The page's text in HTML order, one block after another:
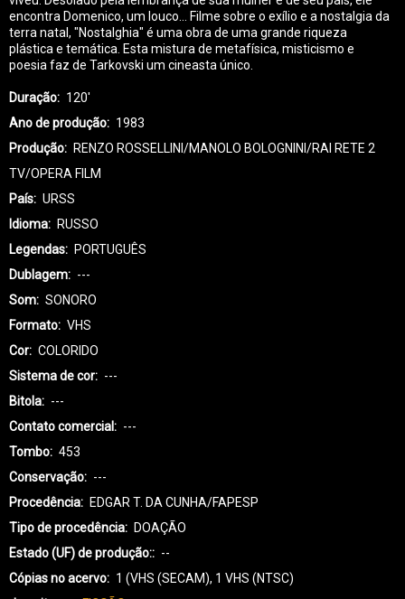
encontra Domenico, um louco... Filme sobre o exílio e a nostalgia da
terra natal, "Nostalghia" é uma obra de uma grande riqueza
plástica e temática. Esta mistura de metafísica, misticismo e
poesia faz de Tarkovski um cineasta único.
Duração
120'
Ano de produção
1983
Produção
RENZO ROSSELLINI/MANOLO BOLOGNINI/RAI RETE 2
TV/OPERA FILM
País
URSS
Idioma
RUSSO
Legendas
PORTUGUÊS
Dublagem
---
Som
SONORO
Formato
VHS
Cor
COLORIDO
Sistema de cor
---
Bitola
---
Contato comercial
---
Tombo
453
Conservação
---
Procedência
EDGAR T. DA CUNHA/FAPESP
Tipo de procedência
DOAÇÃO
Estado (UF) de produção:
--
Cópias no acervo
1 (VHS (SECAM), 1 VHS (NTSC)